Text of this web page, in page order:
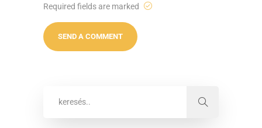
Required fields are marked